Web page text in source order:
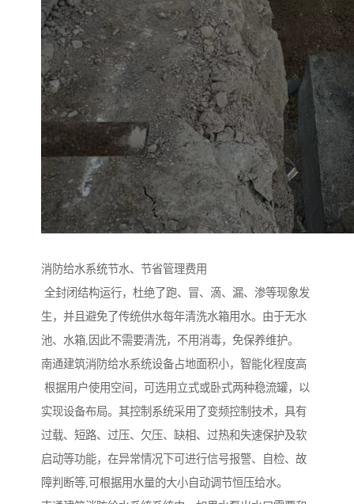
消防给水系统节水、节省管理费用
全封闭结构运行，杜绝了跑、冒、滴、漏、渗等现象发
生，并且避免了传统供水每年清洗水箱用水。由于无水
池、水箱,因此不需要清洗，不用消毒，免保养维护。
南通建筑消防给水系统设备占地面积小，智能化程度高
根据用户使用空间，可选用立式或卧式两种稳流罐，以
实现设备布局。其控制系统采用了变频控制技术，具有
过载、短路、过压、欠压、缺相、过热和失速保护及软
启动等功能，在异常情况下可进行信号报警、自检、故
障判断等,可根据用水量的大小自动调节恒压给水。